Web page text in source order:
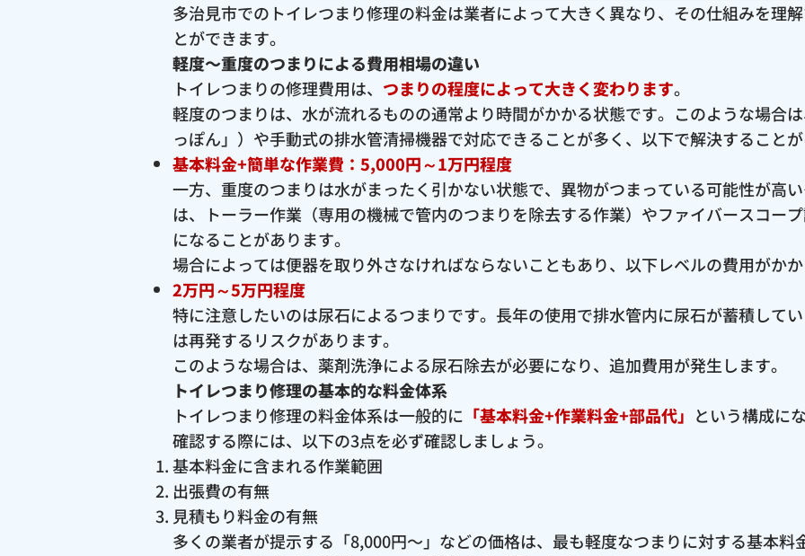
多治見市でのトイレつまり修理の料金は業者によって大きく異なり、その仕組みを理
とができます。
軽度〜重度のつまりによる費用相場の違い
トイレつまりの修理費用は、 つまりの程度によって大きく変わります。
軽度のつまりは、水が流れるものの通常より時間がかかる状態です。このような場合
っぽん」）や手動式の排水管清掃機器で対応できることが多く、以下で解決すること
基本料金+簡単な作業費：5,000円～1万円程度
一方、重度のつまりは水がまったく引かない状態で、異物がつまっている可能性が高
は、トーラー作業（専用の機械で管内のつまりを除去する作業）やファイバースコー
になることがあります。
場合によっては便器を取り外さなければならないこともあり、以下レベルの費用がか
2万円～5万円程度
特に注意したいのは尿石によるつまりです。長年の使用で排水管内に尿石が蓄積して
は再発するリスクがあります。
このような場合は、薬剤洗浄による尿石除去が必要になり、追加費用が発生します。
トイレつまり修理の基本的な料金体系
トイレつまり修理の料金体系は一般的に 「基本料金+作業料金+部品代」 という構成に
確認する際には、以下の3点を必ず確認しましょう。
基本料金に含まれる作業範囲
出張費の有無
見積もり料金の有無
多くの業者が提示する「8,000円〜」などの価格は、最も軽度なつまりに対する基本料